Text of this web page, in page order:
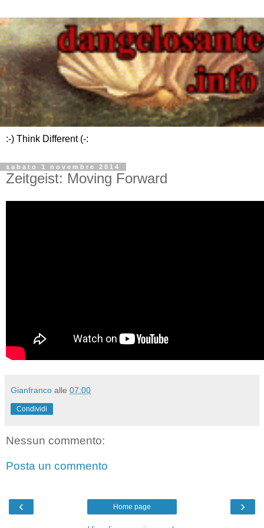
:-) Think Different (-:
sabato 1 novembre 2014
Zeitgeist: Moving Forward
Gianfranco alle 07:00
Condividi
Nessun commento:
Posta un commento
‹ ›
Home page